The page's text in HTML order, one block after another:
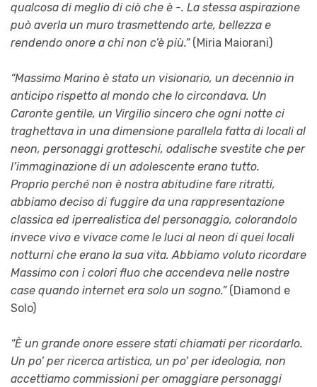
qualcosa di meglio di ciò che è -. La stessa aspirazione
può averla un muro trasmettendo arte, bellezza e
rendendo onore a chi non c’è più.”(Miria Maiorani)
“Massimo Marino è stato un visionario, un decennio in
anticipo rispetto al mondo che lo circondava. Un
Caronte gentile, un Virgilio sincero che ogni notte ci
traghettava in una dimensione parallela fatta di locali al
neon, personaggi grotteschi, odalische svestite che per
l’immaginazione di un adolescente erano tutto.
Proprio perché non è nostra abitudine fare ritratti,
abbiamo deciso di fuggire da una rappresentazione
classica ed iperrealistica del personaggio, colorandolo
invece vivo e vivace come le luci al neon di quei locali
notturni che erano la sua vita. Abbiamo voluto ricordare
Massimo con i colori fluo che accendeva nelle nostre
case quando internet era solo un sogno.”(Diamond e
Solo)
“È un grande onore essere stati chiamati per ricordarlo.
Un po’ per ricerca artistica, un po’ per ideologia, non
accettiamo commissioni per omaggiare personaggi